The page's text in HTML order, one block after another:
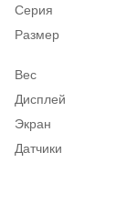
Серия
Размер
Вес
Дисплей
Экран
Датчики